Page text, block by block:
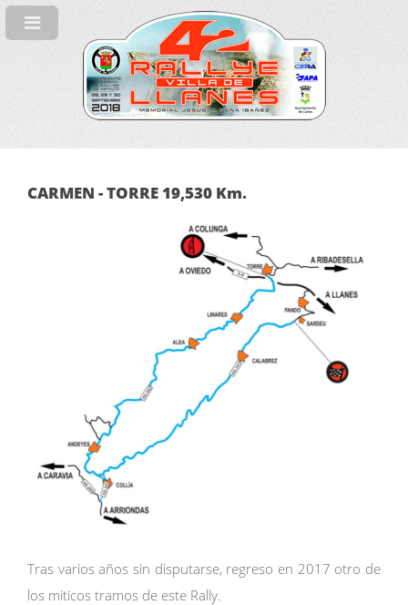
CARMEN - TORRE 19,530 Km.
Tras varios años sin disputarse, regreso en 2017 otro de
los miticos tramos de este Rally.